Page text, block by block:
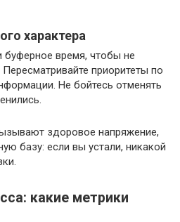
характера
буферное время, чтобы не
Пересматривайте приоритеты по
Не бойтесь отменять
здоровое напряжение,
базу: если вы устали, никакой
какие метрики